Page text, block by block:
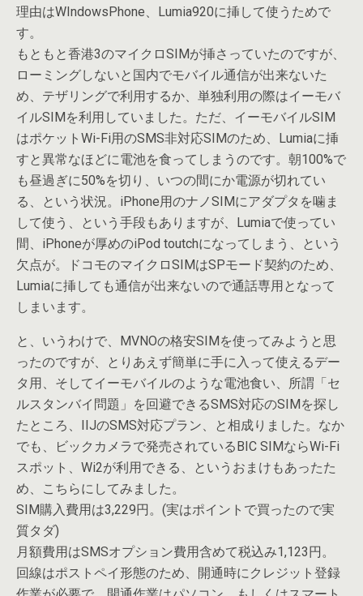
理由はWIndowsPhone、Lumia920に挿して使うためで
す。
もともと香港3のマイクロSIMが挿さっていたのですが、
ローミングしないと国内でモバイル通信が出来ないた
め、テザリングで利用するか、単独利用の際はイーモバ
イルSIMを利用していました。ただ、イーモバイルSIM
はポケットWi-Fi用のSMS非対応SIMのため、Lumiaに挿
すと異常なほどに電池を食ってしまうのです。朝100%で
も昼過ぎに50%を切り、いつの間にか電源が切れてい
る、という状況。iPhone用のナノSIMにアダプタを噛ま
して使う、という手段もありますが、Lumiaで使ってい
間、iPhoneが厚めのiPod toutchになってしまう、という
欠点が。ドコモのマイクロSIMはSPモード契約のため、
Lumiaに挿しても通信が出来ないので通話専用となって
しまいます。
と、いうわけで、MVNOの格安SIMを使ってみようと思
ったのですが、とりあえず簡単に手に入って使えるデー
タ用、そしてイーモバイルのような電池食い、所謂「セ
ルスタンバイ問題」を回避できるSMS対応のSIMを探し
たところ、IIJのSMS対応プラン、と相成りました。なか
でも、ビックカメラで発売されているBIC SIMならWi-Fi
スポット、Wi2が利用できる、というおまけもあったた
め、こちらにしてみました。
SIM購入費用は3,229円。(実はポイントで買ったので実
質タダ)
月額費用はSMSオプション費用含めて税込み1,123円。
回線はポストペイ形態のため、開通時にクレジット登録